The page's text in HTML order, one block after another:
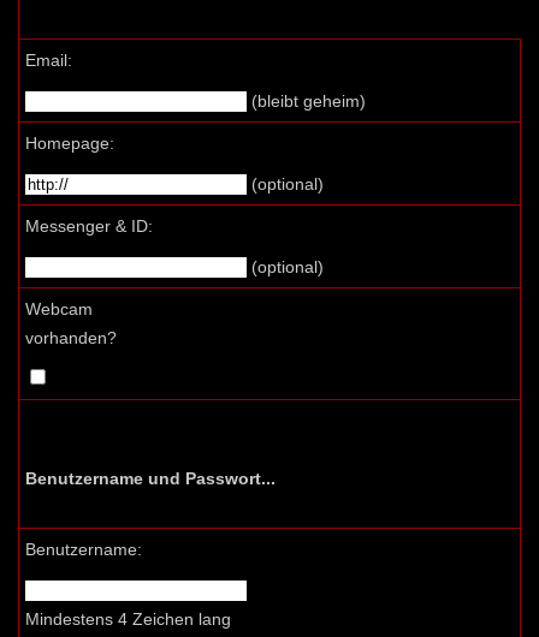
Email:
(bleibt geheim)
Homepage:
(optional)
Messenger & ID:
(optional)
Webcam
vorhanden?
Benutzername und Passwort...
Benutzername:
Mindestens 4 Zeichen lang